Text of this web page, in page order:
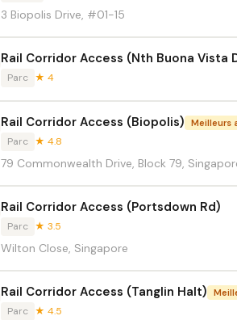
3 Biopolis Drive, #01-15
Rail Corridor Access (Nth Buona Vista
Parc ★ 4
Rail Corridor Access (Biopolis) Meilleurs
Parc ★ 4.8
79 Commonwealth Drive, Block 79,
Rail Corridor Access (Portsdown Rd)
Parc ★ 3.5
Wilton Close, Singapore
Rail Corridor Access (Tanglin Halt)
Parc ★ 4.5